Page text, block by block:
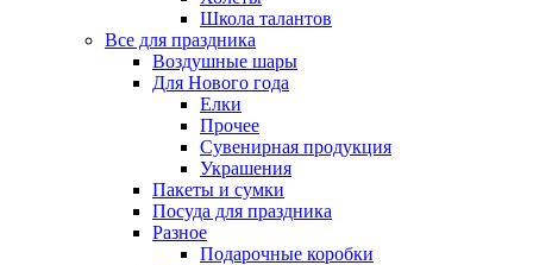
Школа талантов
Все для праздника
Воздушные шары
Для Нового года
Елки
Прочее
Сувенирная продукция
Украшения
Пакеты и сумки
Посуда для праздника
Разное
Подарочные коробки